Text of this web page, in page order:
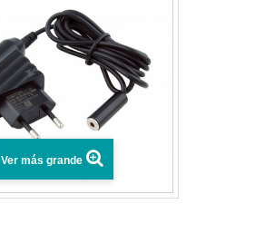
Ver más grande